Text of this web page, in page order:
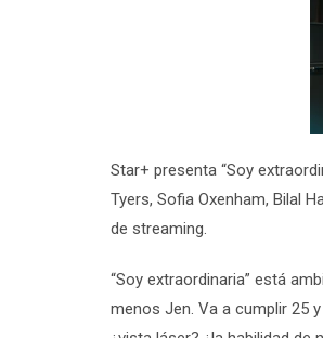
Star+ presenta “Soy
Tyers, Sofia Oxenham, Bilal
de streaming.
“Soy extraordinaria” está
menos Jen. Va a cumplir 25